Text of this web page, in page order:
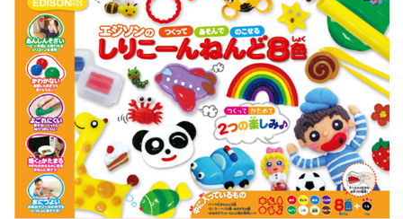
攻略待查收！